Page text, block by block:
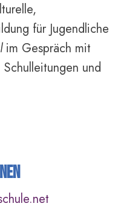
für Jugendliche
im Gespräch mit
und